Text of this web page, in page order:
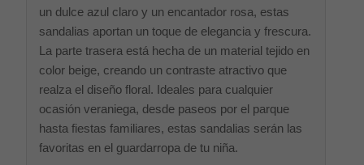
un dulce azul claro y un encantador rosa, estas
sandalias aportan un toque de elegancia y frescura.
La parte trasera está hecha de un material tejido en
color beige, creando un contraste atractivo que
realza el diseño floral. Ideales para cualquier
ocasión veraniega, desde paseos por el parque
hasta fiestas familiares, estas sandalias serán las
favoritas en el guardarropa de tu niña.